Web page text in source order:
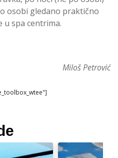
osobi gledano praktično
spa centrima.
Miloš Petrović